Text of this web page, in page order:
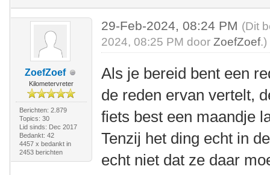
ZoefZoef
Kilometervreter
Berichten: 2.879
Topics: 30
Lid sinds: Dec 2017
Bedankt: 42
4457 x bedankt in
2453 berichten
29-Feb-2024, 08:24 PM (Dit
2024, 08:25 PM doorZoefZoef.)
Als je bereid bent een
de reden ervan vertelt,
fiets best een maandje
Tenzij het ding echt in
echt niet dat ze daar